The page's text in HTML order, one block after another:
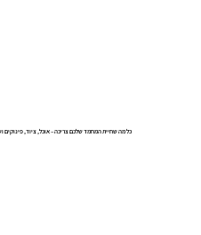
כל מה שחיית המחמד שלכם צריכה – אוכל, ציוד,